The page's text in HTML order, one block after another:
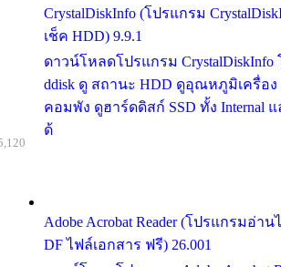
CrystalDiskInfo (โปรแกรม
เช็ค HDD) 9.9.1
ดาวน์โหลดโปรแกรม CrystalDiskInfo
ddisk ดู สถานะ HDD ดูอุณหภูมิเครื่อง
คอมพัง ดูฮาร์ดดิสก์ SSD ทั้ง Internal แ
ด้
Adobe Acrobat Reader (โปรแกรมอ่า
DF ไฟล์เอกสาร ฟรี) 26.001